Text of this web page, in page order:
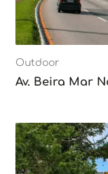
Outdoor
Av. Beira Mar